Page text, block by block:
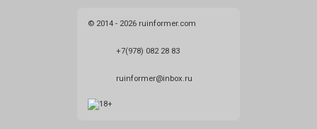
© 2014 - 2026 ruinformer.com
+7(978) 082 28 83
ruinformer@inbox.ru